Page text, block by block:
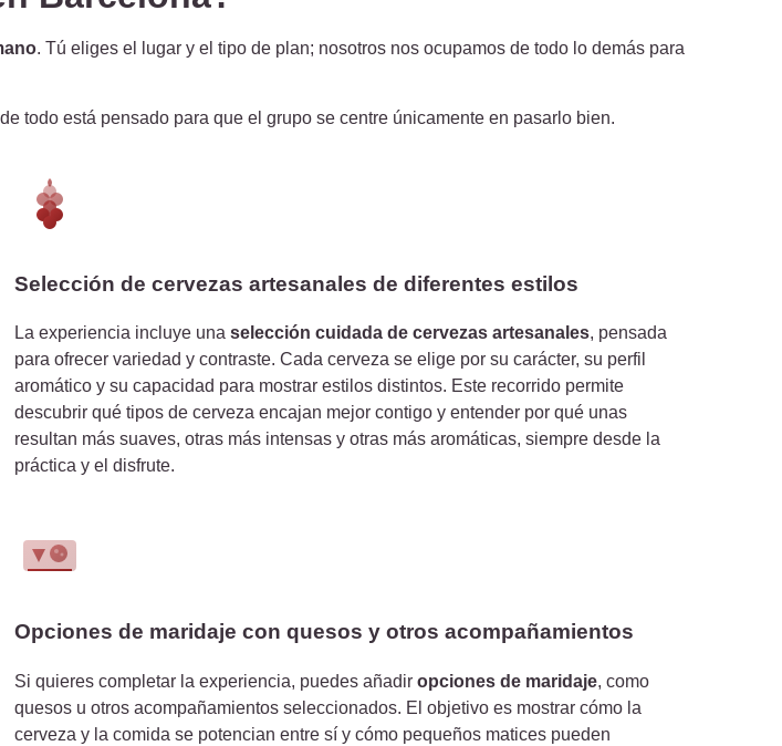
. Tú eliges el lugar y el tipo de plan; nosotros nos ocupamos de todo lo demás para
todo está pensado para que el grupo se centre únicamente en pasarlo bien.
Selección de cervezas artesanales de diferentes estilos
La experiencia incluye una selección cuidada de cervezas artesanales, pensada
para ofrecer variedad y contraste. Cada cerveza se elige por su carácter, su perfil
aromático y su capacidad para mostrar estilos distintos. Este recorrido permite
descubrir qué tipos de cerveza encajan mejor contigo y entender por qué unas
resultan más suaves, otras más intensas y otras más aromáticas, siempre desde la
práctica y el disfrute.
Opciones de maridaje con quesos y otros acompañamientos
Si quieres completar la experiencia, puedes añadir opciones de maridaje, como
quesos u otros acompañamientos seleccionados. El objetivo es mostrar cómo la
cerveza y la comida se potencian entre sí y cómo pequeños matices pueden